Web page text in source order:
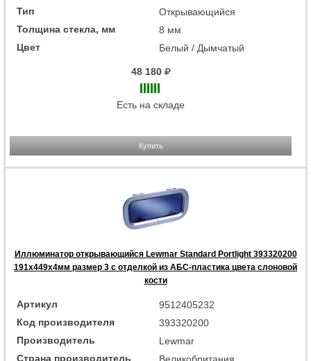
Тип
Открывающийся
Толщина стекла, мм
8 мм
Цвет
Белый / Дымчатый
48 180
Есть на складе
Купить
Иллюминатор открывающийся Lewmar Standard Portlight 393320200
191x449x4мм размер 3 с отделкой из АБС-пластика цвета слоновой
кости
Артикул
9512405232
Код производителя
393320200
Производитель
Lewmar
Страна производитель
Великобритания